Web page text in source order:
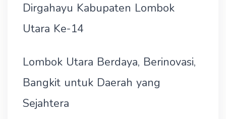
Dirgahayu Kabupaten Lombok
Utara Ke-14
Lombok Utara Berdaya, Berinovasi,
Bangkit untuk Daerah yang
Sejahtera